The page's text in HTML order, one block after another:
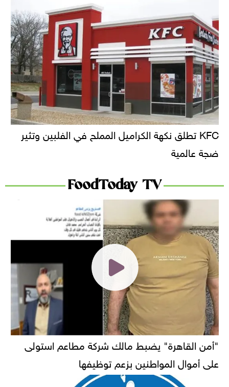
KFC تطلق نكهة الكراميل المملح في الفلبين وتثير
ضجة عالمية
FoodToday TV
"أمن القاهرة" يضبط مالك شركة مطاعم استولى
على أموال المواطنين بزعم توظيفها